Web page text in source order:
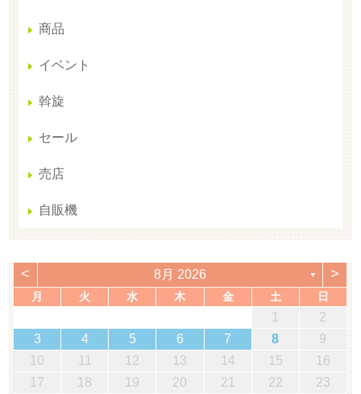
商品
イベント
斡旋
セール
売店
自販機
< 8月 2026 ▼ >
月 火 水 木 金 土 日
1
2
3
4 5 6 7 8
9
10
11 12 13 14 15
16
17
18 19 20 21 22
23